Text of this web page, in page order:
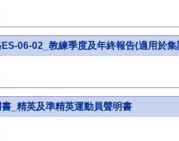
06-02_教練季度及年終報告(適用於
_精英及準精英運動員聲明書